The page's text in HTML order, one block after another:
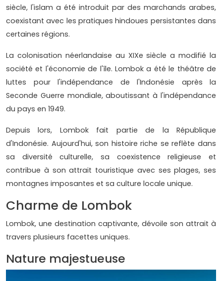
siècle, l'islam a été introduit par des marchands arabes,
coexistant avec les pratiques hindoues persistantes dans
certaines régions.
La colonisation néerlandaise au XIXe siècle a modifié la
société et l'économie de l'île. Lombok a été le théâtre de
luttes pour l'indépendance de l'Indonésie après la
Seconde Guerre mondiale, aboutissant à l'indépendance
du pays en 1949.
Depuis lors, Lombok fait partie de la République
d'Indonésie. Aujourd'hui, son histoire riche se reflète dans
sa diversité culturelle, sa coexistence religieuse et
contribue à son attrait touristique avec ses plages, ses
montagnes imposantes et sa culture locale unique.
Charme de Lombok
Lombok, une destination captivante, dévoile son attrait à
travers plusieurs facettes uniques.
Nature majestueuse